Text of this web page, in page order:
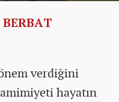
verdiğini
hayatın